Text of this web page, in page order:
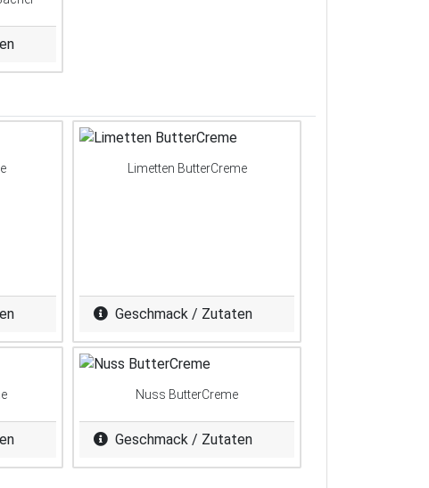
Limetten ButterCreme
Geschmack / Zutaten
Nuss ButterCreme
Geschmack / Zutaten